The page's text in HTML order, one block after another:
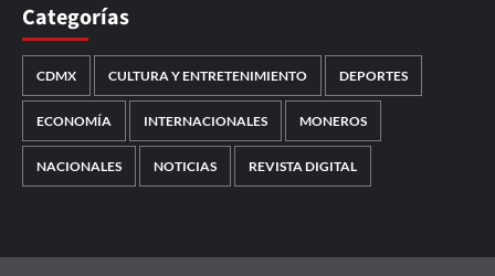
Categorías
CDMX CULTURA Y ENTRETENIMIENTO DEPORTES
ECONOMÍA INTERNACIONALES MONEROS
NACIONALES NOTICIAS REVISTA DIGITAL